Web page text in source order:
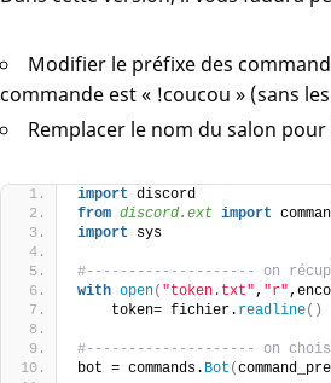
Modifier le préfixe des
commande est « !coucou » (sans
Remplacer le nom du salon
import discord
from discord.ext import
import sys
#-------------------- on
with open( "token.txt" , "r"
    token= fichier.
readline()
#-------------------- on choisit
bot = commands. Bot (